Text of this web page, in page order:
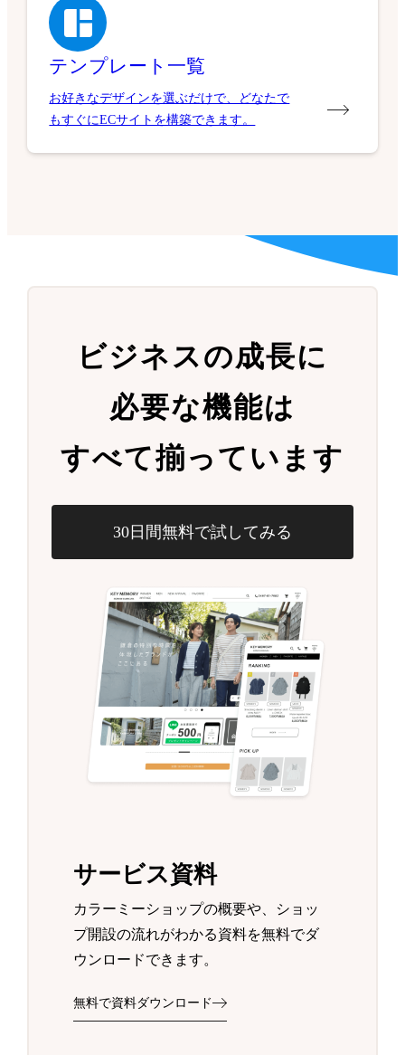
テンプレート一覧
お好きなデザインを選ぶだけで、どなたで
もすぐにECサイトを構築できます。
ビジネスの成長に
必要な機能は
すべて揃っています
30日間無料で試してみる
サービス資料
カラーミーショップの概要や、ショッ
プ開設の流れがわかる資料を無料でダ
ウンロードできます。
無料で資料ダウンロード